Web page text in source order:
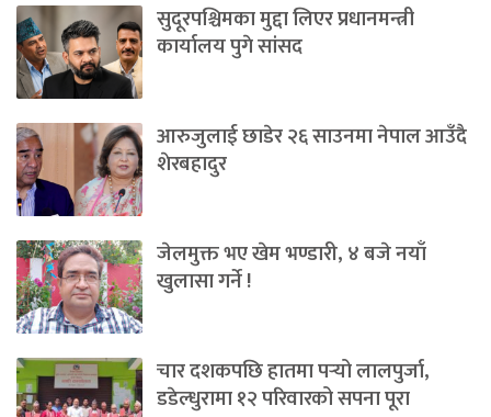
सुदूरपश्चिमका मुद्दा लिएर प्रधानमन्त्री
कार्यालय पुगे सांसद
आरुजुलाई छाडेर २६ साउनमा नेपाल आउँदै
शेरबहादुर
जेलमुक्त भए खेम भण्डारी, ४ बजे नयाँ
खुलासा गर्ने !
चार दशकपछि हातमा पर्‍यो लालपुर्जा,
डडेल्धुरामा १२ परिवारको सपना पूरा